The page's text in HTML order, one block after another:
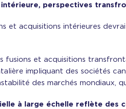
perspectives
et acquisitions intérieures
fusions et acquisitions
impliquant des sociétés
des marchés mondiaux,
à large échelle reflète des